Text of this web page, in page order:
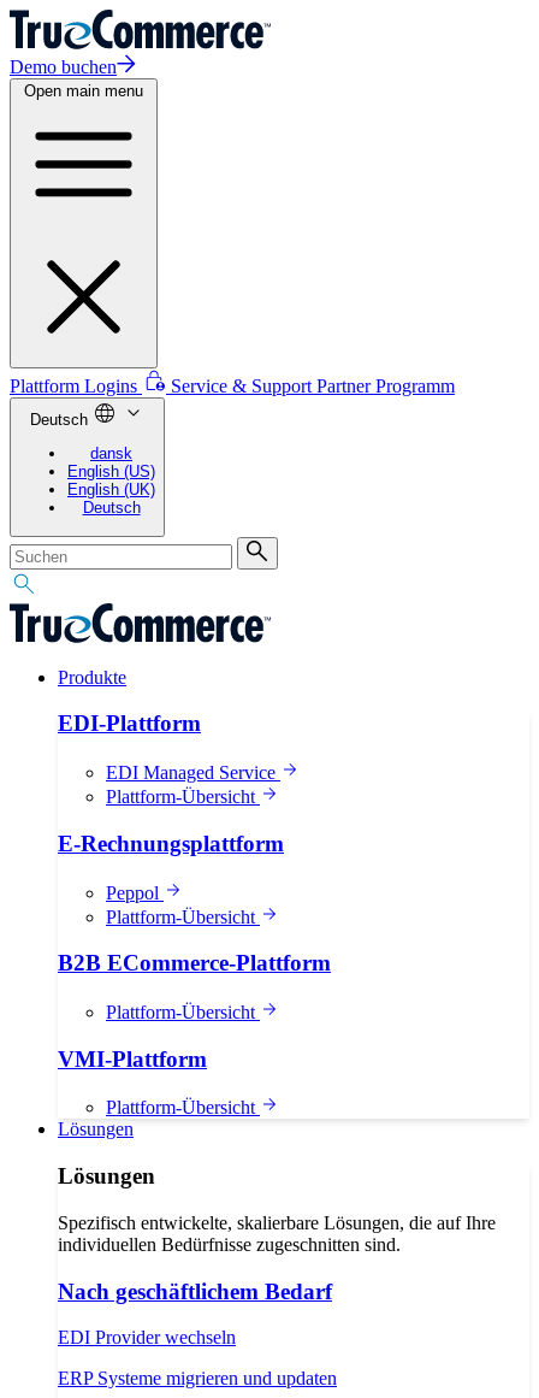
Demo buchen
Open main menu
Plattform Logins Service & Support Partner Programm
Deutsch
dansk
English (US)
English (UK)
Deutsch
Produkte
EDI-Plattform
EDI Managed Service
Plattform-Übersicht
E-Rechnungsplattform
Peppol
Plattform-Übersicht
B2B ECommerce-Plattform
Plattform-Übersicht
VMI-Plattform
Plattform-Übersicht
Lösungen
Lösungen
Spezifisch entwickelte, skalierbare Lösungen, die auf Ihre
individuellen Bedürfnisse zugeschnitten sind.
Nach geschäftlichem Bedarf
EDI Provider wechseln
ERP Systeme migrieren und updaten